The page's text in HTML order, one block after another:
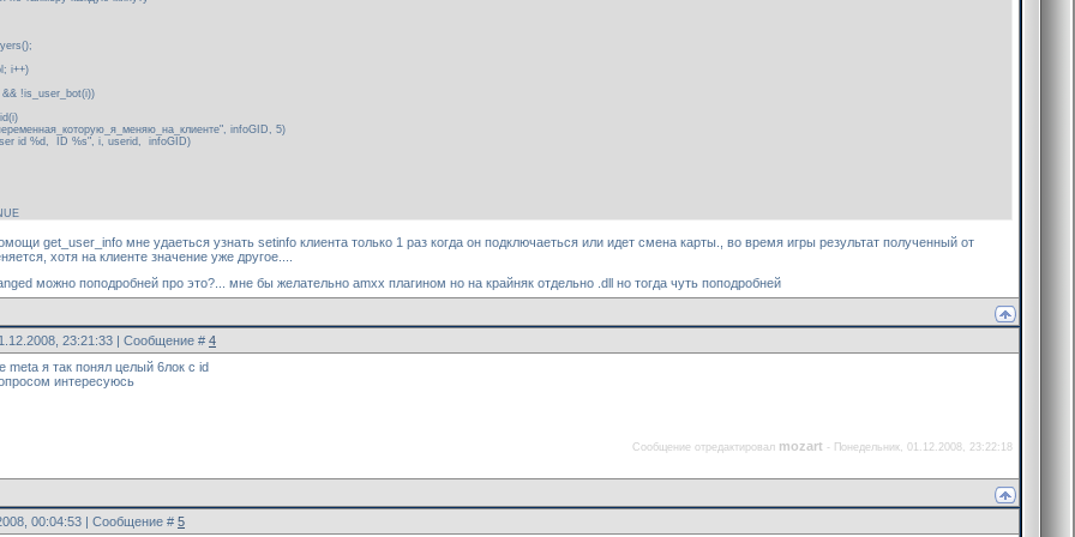
i++)
!is_user_bot(i))
infoGID, 5)
id %d, ID %s", i, userid, infoGID)
get_user_info мне удаеться узнать setinfo клиента только 1 раз когда он подключаеться или идет смена карты., во время игры результат полученный от
хотя на клиенте значение уже другое....
можно поподробней про это?... мне бы желательно amxx плагином но на крайняк отдельно .dll но тогда чуть поподробней
23:21:33 | Сообщение # 4
meta я так понял целый 6лок c id
интересуюсь
Сообщение отредактировал mozart - Понедельник, 01.12.2008, 23:22:18
00:04:53 | Сообщение # 5